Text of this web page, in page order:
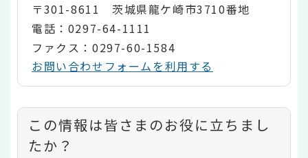
〒301-8611 茨城県龍ケ崎市3710番地
電話：0297-64-1111
ファクス：0297-60-1584
お問い合わせフォームを利用する
コ
ン
この情報は皆さまのお役に立ちまし
たか？